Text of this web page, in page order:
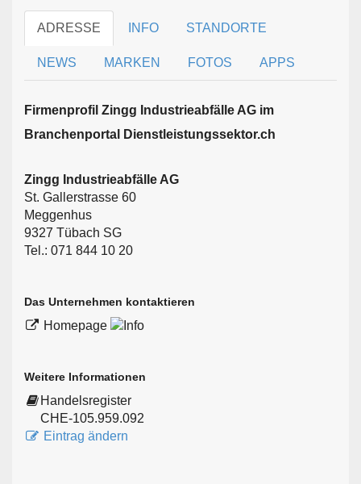
ADRESSE INFO STANDORTE
NEWS MARKEN FOTOS APPS
Firmen­profil Zingg Industrieabfälle AG im
Branchen­portal Dienstleistungssektor.ch
Zingg Industrieabfälle AG
St. Gallerstrasse 60
Meggenhus
9327 Tübach SG
Tel.: 071 844 10 20
Das Unternehmen kontaktieren
Homepage
Weitere Informationen
Handelsregister
CHE-105.959.092
Eintrag ändern